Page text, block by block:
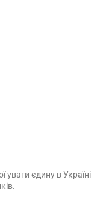
уваги єдину в Україні